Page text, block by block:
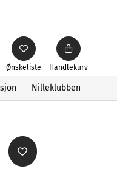
Ønskeliste Handlekurv
Nilleklubben